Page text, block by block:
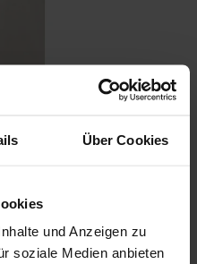
Über Cookies
und Anzeigen zu
soziale Medien anbieten